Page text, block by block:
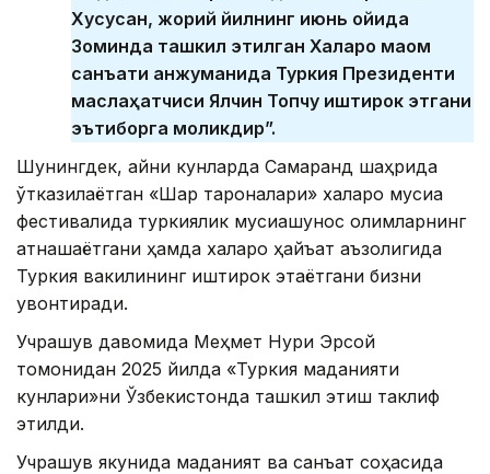
Хусусан, жорий йилнинг июнь ойида
Зоминда ташкил этилган Халқаро мақом
санъати анжуманида Туркия Президенти
маслаҳатчиси Ялчин Топчу иштирок этгани
эътиборга моликдир”.
Шунингдек, айни кунларда Самарқанд шаҳрида
ўтказилаётган «Шарқ тароналари» халқаро мусиқа
фестивалида туркиялик мусиқашунос олимларнинг
қатнашаётгани ҳамда халқаро ҳайъат аъзолигида
Туркия вакилининг иштирок этаётгани бизни
қувонтиради.
Учрашув давомида Меҳмет Нури Эрсой
томонидан 2025 йилда «Туркия маданияти
кунлари»ни Ўзбекистонда ташкил этиш таклиф
этилди.
Учрашув якунида маданият ва санъат соҳасида